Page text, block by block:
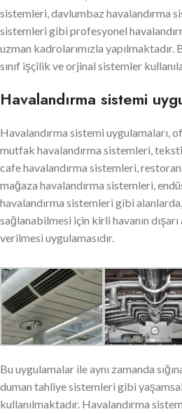
sistemleri, davlumbaz havalandırma
sistemleri gibi profesyonel
uzman kadrolarımızla
sınıf işçilik ve orjinal sistemler
Havalandırma sistemi
Havalandırma sistemi uygulamaları,
mutfak havalandırma sistemleri,
cafe havalandırma sistemleri,
mağaza havalandırma sistemleri,
havalandırma sistemleri gibi
sağlanabilmesi için kirli havanın dışarı
verilmesi uygulamasıdır.
Bu uygulamalar ile aynı zamanda
duman tahliye sistemleri gibi
kullanılmaktadır. Havalandırma